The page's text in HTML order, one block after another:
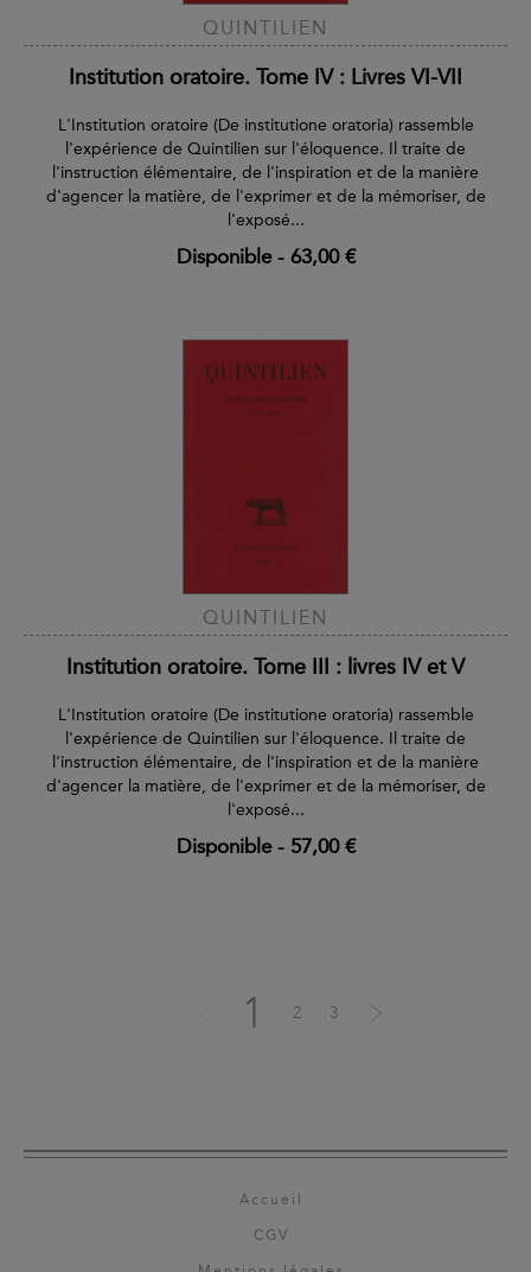
QUINTILIEN
Institution oratoire. Tome IV : Livres VI-VII
L'Institution oratoire (De institutione oratoria) rassemble
l'expérience de Quintilien sur l'éloquence. Il traite de
l'instruction élémentaire, de l'inspiration et de la manière
d'agencer la matière, de l'exprimer et de la mémoriser, de
l'exposé...
Disponible- 63,00 €
QUINTILIEN
Institution oratoire. Tome III : livres IV et V
L'Institution oratoire (De institutione oratoria) rassemble
l'expérience de Quintilien sur l'éloquence. Il traite de
l'instruction élémentaire, de l'inspiration et de la manière
d'agencer la matière, de l'exprimer et de la mémoriser, de
l'exposé...
Disponible- 57,00 €
1 2 3
Accueil
CGV